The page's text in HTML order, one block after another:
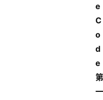
e
C
o
d
e
第
一